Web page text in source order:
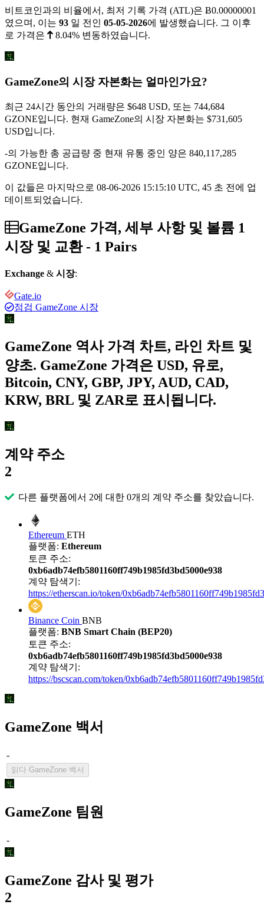
비트코인과의 비율에서, 최저 기록 가격 (ATL)은 Ƀ0.00000001
였으며, 이는 93 일 전인 05-05-2026에 발생했습니다. 그 이후
로 가격은
8.04% 변동하였습니다.
GameZone의 시장 자본화는 얼마인가요?
최근 24시간 동안의 거래량은 $648 USD, 또는 744,684
GZONE입니다. 현재 GameZone의 시장 자본화는 $731,605
USD입니다.
-의 가능한 총 공급량 중 현재 유통 중인 양은 840,117,285
GZONE입니다.
이 값들은 마지막으로 08-06-2026 15:15:10 UTC, 45 초 전에 업
데이트되었습니다.
GameZone 가격, 세부 사항 및 볼륨 1
시장 및 교환 - 1 Pairs
Exchange & 시장:
Gate.io
점검 GameZone 시장
GameZone 역사 가격 차트, 라인 차트 및
양초. GameZone 가격은 USD, 유로,
Bitcoin, CNY, GBP, JPY, AUD, CAD,
KRW, BRL 및 ZAR로 표시됩니다.
계약 주소
2
다른 플랫폼에서 2에 대한 0개의 계약 주소를 찾았습니다.
Ethereum ETH
플랫폼: Ethereum
토큰 주소:
0xb6adb74efb5801160ff749b1985fd3bd5000e938
계약 탐색기:
https://etherscan.io/token/
Binance Coin BNB
플랫폼: BNB Smart Chain (BEP20)
토큰 주소:
0xb6adb74efb5801160ff749b1985fd3bd5000e938
계약 탐색기:
https://bscscan.com/token/
GameZone 백서
-
읽다 GameZone 백서
GameZone 팀원
-
GameZone 감사 및 평가
2